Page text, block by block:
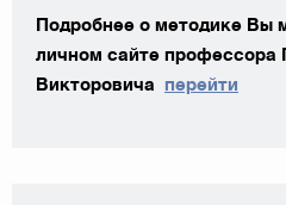
Подробнее о методике Вы
личном сайте профессора
Викторовича перейти